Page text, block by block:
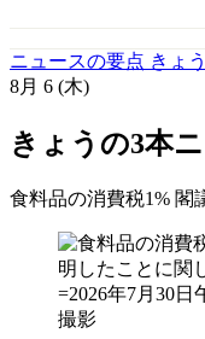
ニュースの要点 きょ
8月 6 (木)
きょうの3本
食料品の消費税1% 閣